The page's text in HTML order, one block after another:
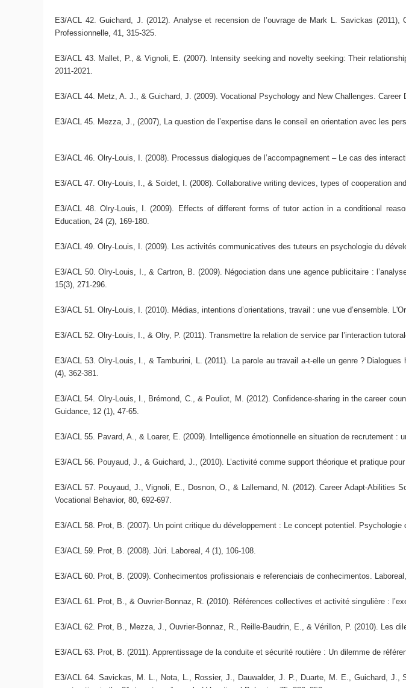
E3/ACL 42. Guichard, J. (2012). Analyse et recension de l’ouvrage de Mark L. Savickas
Professionnelle, 41, 315-325.
E3/ACL 43. Mallet, P., & Vignoli, E. (2007). Intensity seeking and novelty seeking: Their
2011-2021.
E3/ACL 44. Metz, A. J., & Guichard, J. (2009). Vocational Psychology and New Challenges. Career
E3/ACL 45. Mezza, J., (2007), La question de l’expertise dans le conseil en orientation avec les
E3/ACL 46. Olry-Louis, I. (2008). Processus dialogiques de l’accompagnement – Le cas des
E3/ACL 47. Olry-Louis, I., & Soidet, I. (2008). Collaborative writing devices, types of cooperation
E3/ACL 48. Olry-Louis, I. (2009). Effects of different forms of tutor action in a conditional
Education, 24 (2), 169-180.
E3/ACL 49. Olry-Louis, I. (2009). Les activités communicatives des tuteurs en psychologie du
E3/ACL 50. Olry-Louis, I., & Cartron, B. (2009). Négociation dans une agence publicitaire :
15(3), 271-296.
E3/ACL 51. Olry-Louis, I. (2010). Médias, intentions d’orientations, travail : une vue d’ensemble.
E3/ACL 52. Olry-Louis, I., & Olry, P. (2011). Transmettre la relation de service par l’interaction
E3/ACL 53. Olry-Louis, I., & Tamburini, L. (2011). La parole au travail a-t-elle un genre ?
(4), 362-381.
E3/ACL 54. Olry-Louis, I., Brémond, C., & Pouliot, M. (2012). Confidence-sharing in the career
Guidance, 12 (1), 47-65.
E3/ACL 55. Pavard, A., & Loarer, E. (2009). Intelligence émotionnelle en situation de recrutement
E3/ACL 56. Pouyaud, J., & Guichard, J., (2010). L’activité comme support théorique et pratique
E3/ACL 57. Pouyaud, J., Vignoli, E., Dosnon, O., & Lallemand, N. (2012). Career Adapt-Abilities
Vocational Behavior, 80, 692-697.
E3/ACL 58. Prot, B. (2007). Un point critique du développement : Le concept potentiel. Psychologie
E3/ACL 59. Prot, B. (2008). Jùri. Laboreal, 4 (1), 106-108.
E3/ACL 60. Prot, B. (2009). Conhecimentos profissionais e referenciais de conhecimentos.
E3/ACL 61. Prot, B., & Ouvrier-Bonnaz, R. (2010). Références collectives et activité singulière :
E3/ACL 62. Prot, B., Mezza, J., Ouvrier-Bonnaz, R., Reille-Baudrin, E., & Vérillon, P. (2010). Les
E3/ACL 63. Prot, B. (2011). Apprentissage de la conduite et sécurité routière : Un dilemme de
E3/ACL 64. Savickas, M. L., Nota, L., Rossier, J., Dauwalder, J. P., Duarte, M. E., Guichard,